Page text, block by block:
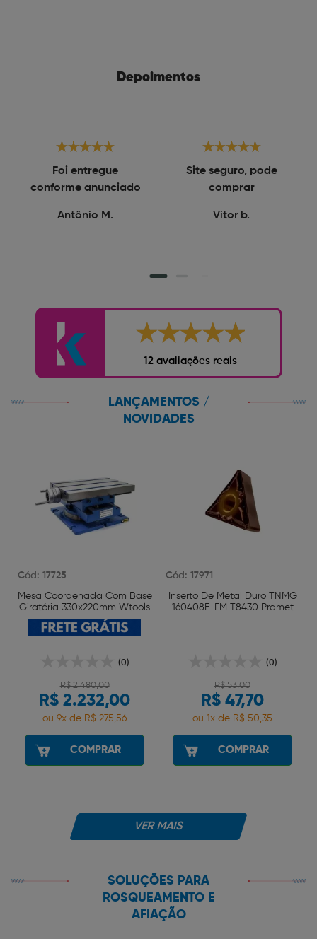
Depoimentos
Foi entregue
conforme anunciado
Antônio M.
Site seguro, pode
comprar
Vitor b.
12 avaliações reais
LANÇAMENTOS /
NOVIDADES
Cód: 17725
Mesa Coordenada Com Base
Giratória 330x220mm Wtools
(0)
R$ 2.480,00
R$ 2.232,00
ou 9x de R$ 275,56
COMPRAR
Cód: 17971
Inserto De Metal Duro TNMG
160408E-FM T8430 Pramet
(0)
R$ 53,00
R$ 47,70
ou 1x de R$ 50,35
COMPRAR
VER MAIS
SOLUÇÕES PARA
ROSQUEAMENTO E
AFIAÇÃO